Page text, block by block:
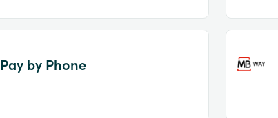
Pay by Phone